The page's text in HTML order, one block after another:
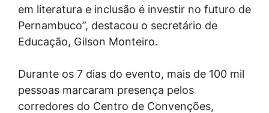
em literatura e inclusão é investir no futuro de
Pernambuco”, destacou o secretário de
Educação, Gilson Monteiro.
Durante os 7 dias do evento, mais de 100 mil
pessoas marcaram presença pelos
corredores do Centro de Convenções,